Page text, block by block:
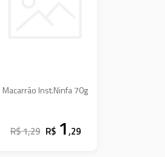
Macarrão Inst.Ninfa 70g
R$ 1,29 R$ 1,29